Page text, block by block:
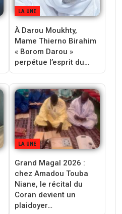
LA UNE
À Darou Moukhty,
Mame Thierno Birahim
« Borom Darou »
perpétue l’esprit du…
LA UNE
Grand Magal 2026 :
chez Amadou Touba
Niane, le récital du
Coran devient un
plaidoyer…